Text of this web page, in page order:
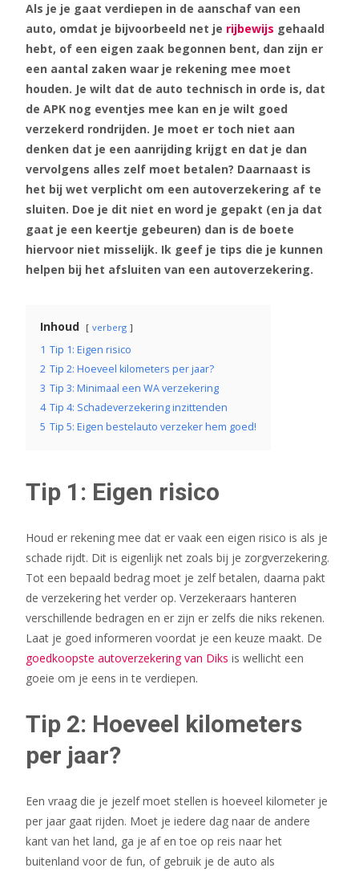
Als je je gaat verdiepen in de aanschaf van een
auto, omdat je bijvoorbeeld net je rijbewijs gehaald
hebt, of een eigen zaak begonnen bent, dan zijn er
een aantal zaken waar je rekening mee moet
houden. Je wilt dat de auto technisch in orde is, dat
de APK nog eventjes mee kan en je wilt goed
verzekerd rondrijden. Je moet er toch niet aan
denken dat je een aanrijding krijgt en dat je dan
vervolgens alles zelf moet betalen? Daarnaast is
het bij wet verplicht om een autoverzekering af te
sluiten. Doe je dit niet en word je gepakt (en ja dat
gaat je een keertje gebeuren) dan is de boete
hiervoor niet misselijk. Ik geef je tips die je kunnen
helpen bij het afsluiten van een autoverzekering.
Inhoud verberg
1 Tip 1: Eigen risico
2 Tip 2: Hoeveel kilometers per jaar?
3 Tip 3: Minimaal een WA verzekering
4 Tip 4: Schadeverzekering inzittenden
5 Tip 5: Eigen bestelauto verzeker hem goed!
Tip 1: Eigen risico
Houd er rekening mee dat er vaak een eigen risico is als je
schade rijdt. Dit is eigenlijk net zoals bij je zorgverzekering.
Tot een bepaald bedrag moet je zelf betalen, daarna pakt
de verzekering het verder op. Verzekeraars hanteren
verschillende bedragen en er zijn er zelfs die niks rekenen.
Laat je goed informeren voordat je een keuze maakt. De
goedkoopste autoverzekering van Diks is wellicht een
goeie om je eens in te verdiepen.
Tip 2: Hoeveel kilometers
per jaar?
Een vraag die je jezelf moet stellen is hoeveel kilometer je
per jaar gaat rijden. Moet je iedere dag naar de andere
kant van het land, ga je af en toe op reis naar het
buitenland voor de fun, of gebruik je de auto als